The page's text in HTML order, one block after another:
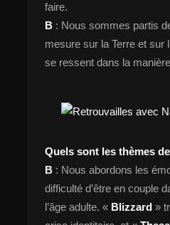
faire.
B : Nous sommes partis
mesure sur la Terre et sur
se ressent dans la
Quels sont les thèmes
B : Nous abordons les
difficulté d’être en couple
l’âge adulte. « Blizzard »